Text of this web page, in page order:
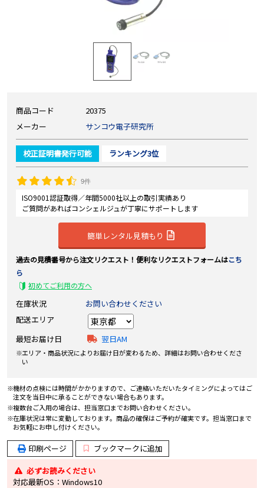
商品コード
20375
メーカー
サンコウ電子研究所
校正証明書発行可能 ランキング3位
9件
ISO9001認証取得／年間5000社以上の取引実績あり
ご質問があればコンシェルジュが丁寧にサポートします
簡単レンタル見積もり
過去の見積番号から注文リクエスト！便利なリクエストフォームはこち
ら
初めてご利用の方へ
在庫状況
お問い合わせください
配送エリア
最短お届け日
翌日AM
エリア・商品状況によりお届け日が変わるため、詳細はお問い合わせくださ
い
機材の点検には時間がかかりますので、ご連絡いただいたタイミングによってはご
注文を当日中に承ることができない場合もあります。
複数台ご入用の場合は、担当窓口までお問い合わせください。
在庫状況は常に変動しております。商品の確保はご予約が確実です。担当窓口まで
お気軽にお申し付けください。
印刷ページ
ブックマークに追加
必ずお読みください
対応最新OS：Windows10